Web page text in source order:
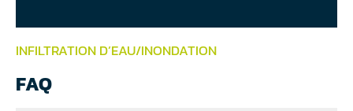
INFILTRATION D’EAU/INONDATION
FAQ